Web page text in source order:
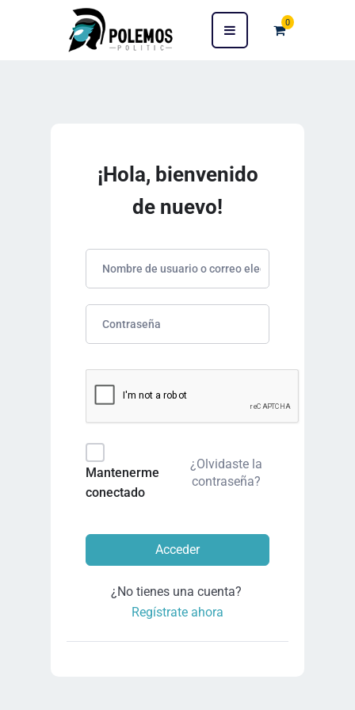
0
¡Hola, bienvenido
de nuevo!
Mantenerme
conectado
¿Olvidaste la
contraseña?
Acceder
¿No tienes una cuenta?
Regístrate ahora